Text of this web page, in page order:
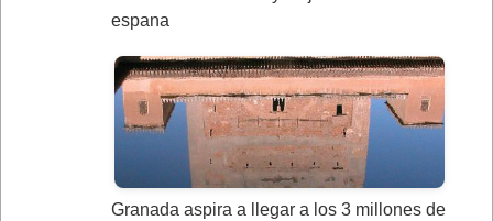
espana
Granada aspira a llegar a los 3 millones de